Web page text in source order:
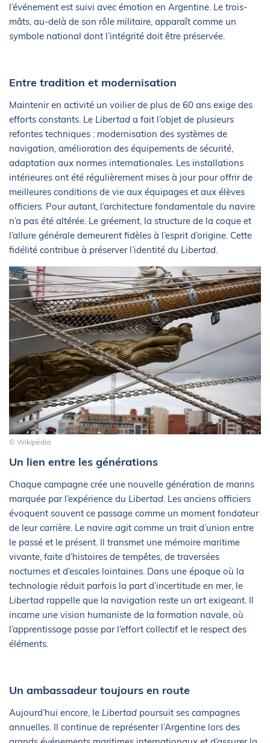
l’événement est suivi avec émotion en Argentine. Le trois-
mâts, au-delà de son rôle militaire, apparaît comme un
symbole national dont l’intégrité doit être préservée.
Entre tradition et modernisation
Maintenir en activité un voilier de plus de 60 ans exige des
efforts constants. Le Libertad a fait l’objet de plusieurs
refontes techniques : modernisation des systèmes de
navigation, amélioration des équipements de sécurité,
adaptation aux normes internationales. Les installations
intérieures ont été régulièrement mises à jour pour offrir de
meilleures conditions de vie aux équipages et aux élèves
officiers. Pour autant, l’architecture fondamentale du navire
n’a pas été altérée. Le gréement, la structure de la coque et
l’allure générale demeurent fidèles à l’esprit d’origine. Cette
fidélité contribue à préserver l’identité du Libertad.
© Wikipédia
Un lien entre les générations
Chaque campagne crée une nouvelle génération de marins
marquée par l’expérience du Libertad. Les anciens officiers
évoquent souvent ce passage comme un moment fondateur
de leur carrière. Le navire agit comme un trait d’union entre
le passé et le présent. Il transmet une mémoire maritime
vivante, faite d’histoires de tempêtes, de traversées
nocturnes et d’escales lointaines. Dans une époque où la
technologie réduit parfois la part d’incertitude en mer, le
Libertad rappelle que la navigation reste un art exigeant. Il
incarne une vision humaniste de la formation navale, où
l’apprentissage passe par l’effort collectif et le respect des
éléments.
Un ambassadeur toujours en route
Aujourd’hui encore, le Libertad poursuit ses campagnes
annuelles. Il continue de représenter l’Argentine lors des